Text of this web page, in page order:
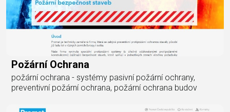
Požární Ochrana
požární ochrana - systémy pasivní požární ochrany,
preventivní požární ochrana, požární ochrana budov